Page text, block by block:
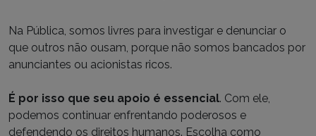
Na Pública, somos livres para investigar e denunciar o
que outros não ousam, porque não somos bancados por
anunciantes ou acionistas ricos.
É por isso que seu apoio é essencial. Com ele,
podemos continuar enfrentando poderosos e
defendendo os direitos humanos. Escolha como